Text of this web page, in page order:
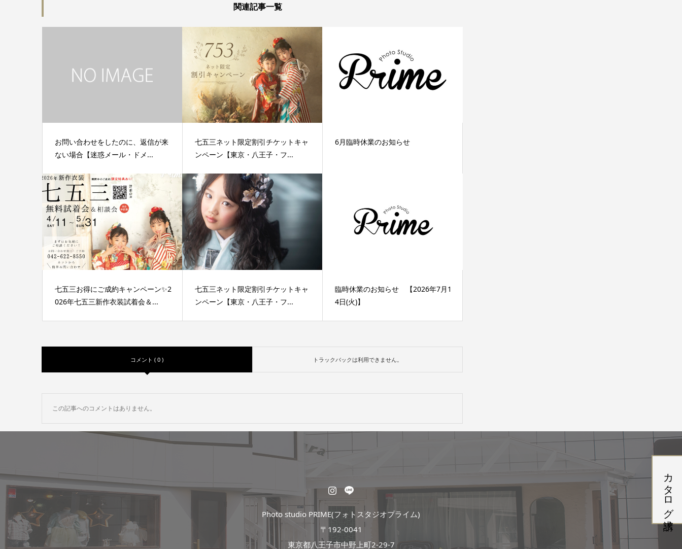
関連記事一覧
お問い合わせをしたのに、返信が来
ない場合【迷惑メール・ドメ...
七五三ネット限定割引チケットキャ
ンペーン【東京・八王子・フ...
6月臨時休業のお知らせ
七五三お得にご成約キャンペーン✨2
026年七五三新作衣装試着会＆...
七五三ネット限定割引チケットキャ
ンペーン【東京・八王子・フ...
臨時休業のお知らせ 【2026年7月1
4日(火)】
コメント ( 0 ) トラックバックは利用できません。
この記事へのコメントはありません。
カタログ請求
Photo studio PRIME(フォトスタジオプライム)
〒192-0041
東京都八王子市中野上町2-29-7